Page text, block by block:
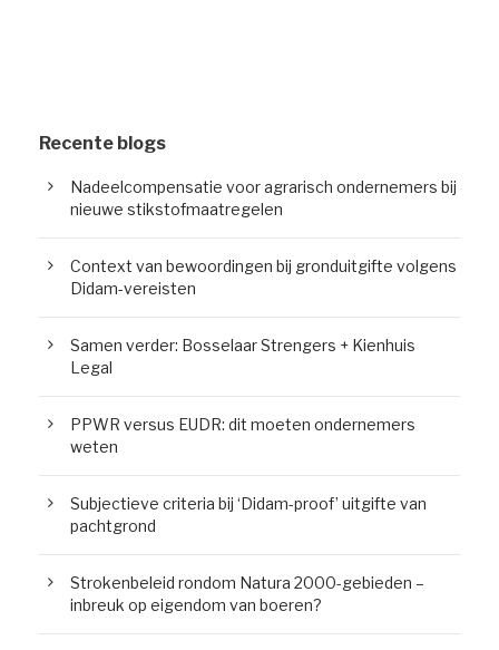
Recente blogs
Nadeelcompensatie voor agrarisch ondernemers bij
nieuwe stikstofmaatregelen
Context van bewoordingen bij gronduitgifte volgens
Didam-vereisten
Samen verder: Bosselaar Strengers + Kienhuis
Legal
PPWR versus EUDR: dit moeten ondernemers
weten
Subjectieve criteria bij ‘Didam-proof’ uitgifte van
pachtgrond
Strokenbeleid rondom Natura 2000-gebieden –
inbreuk op eigendom van boeren?